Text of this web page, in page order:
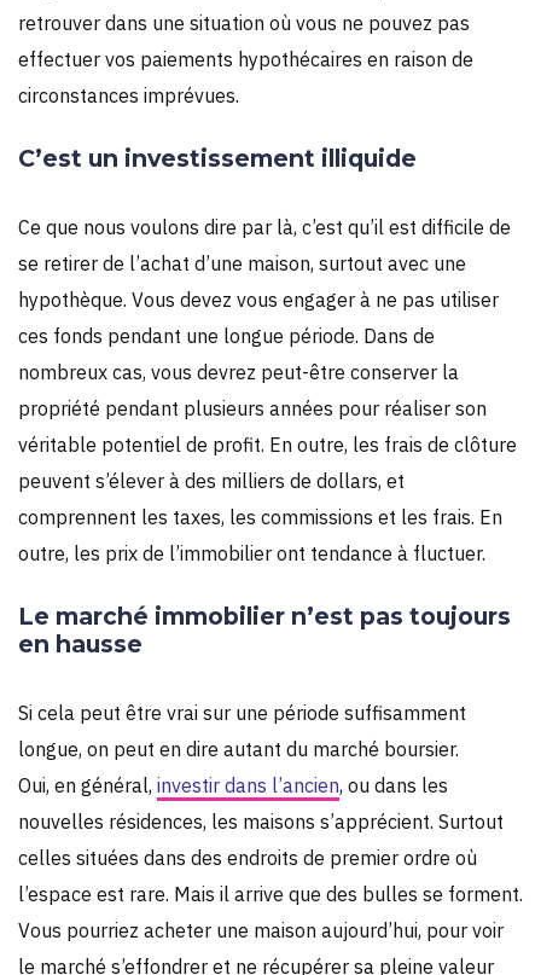
retrouver dans une situation où vous ne pouvez pas
effectuer vos paiements hypothécaires en raison de
circonstances imprévues.
C’est un investissement illiquide
Ce que nous voulons dire par là, c’est qu’il est difficile de
se retirer de l’achat d’une maison, surtout avec une
hypothèque. Vous devez vous engager à ne pas utiliser
ces fonds pendant une longue période. Dans de
nombreux cas, vous devrez peut-être conserver la
propriété pendant plusieurs années pour réaliser son
véritable potentiel de profit. En outre, les frais de clôture
peuvent s’élever à des milliers de dollars, et
comprennent les taxes, les commissions et les frais. En
outre, les prix de l’immobilier ont tendance à fluctuer.
Le marché immobilier n’est pas toujours
en hausse
Si cela peut être vrai sur une période suffisamment
longue, on peut en dire autant du marché boursier.
Oui, en général, investir dans l’ancien, ou dans les
nouvelles résidences, les maisons s’apprécient. Surtout
celles situées dans des endroits de premier ordre où
l’espace est rare. Mais il arrive que des bulles se forment.
Vous pourriez acheter une maison aujourd’hui, pour voir
le marché s’effondrer et ne récupérer sa pleine valeur